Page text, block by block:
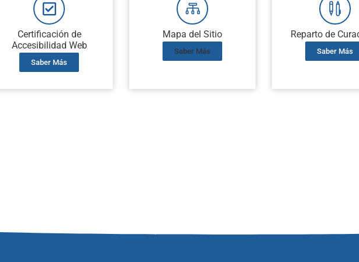
Certificación de
Accesibilidad Web
Saber Más
Mapa del Sitio
Saber Más
Reparto de
Saber Más